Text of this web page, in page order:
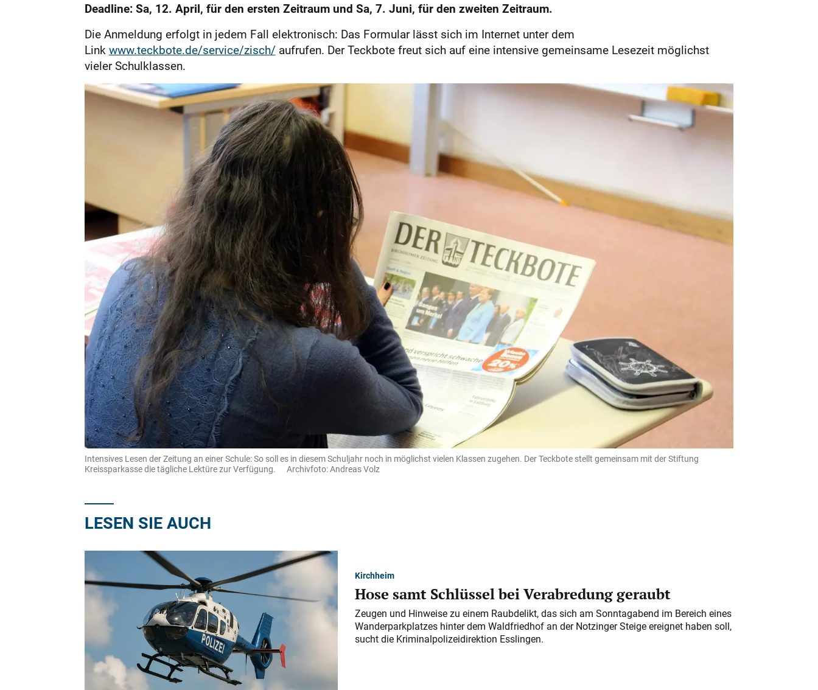
Deadline: Sa, 12. April, für den ersten Zeitraum und Sa, 7. Juni, für den zweiten Zeitraum.
Die Anmeldung erfolgt in jedem Fall elektronisch: Das Formular lässt sich im Internet unter dem
Linkwww.teckbote.de/service/zisch/aufrufen. Der Teckbote freut sich auf eine intensive gemeinsame Lesezeit möglichst
vieler Schulklassen.
Intensives Lesen der Zeitung an einer Schule: So soll es in diesem Schuljahr noch in möglichst vielen Klassen zugehen. Der Teckbote stellt gemeinsam mit der Stiftung
Kreissparkasse die tägliche Lektüre zur Verfügung. Archivfoto: Andreas Volz
LESEN SIE AUCH
Kirchheim
Hose samt Schlüssel bei Verabredung geraubt
Zeugen und Hinweise zu einem Raubdelikt, das sich am Sonntagabend im Bereich eines
Wanderparkplatzes hinter dem Waldfriedhof an der Notzinger Steige ereignet haben soll,
sucht die Kriminalpolizeidirektion Esslingen.